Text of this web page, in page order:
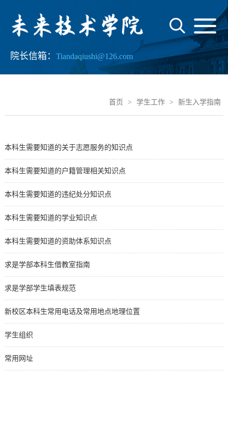
院长信箱： Tiandaqiushi@126.com
首页 > 学生工作 > 新生入学指南
本科生需要知道的关于志愿服务的知识点
本科生需要知道的户籍管理相关知识点
本科生需要知道的违纪处分知识点
本科生需要知道的学业知识点
本科生需要知道的资助体系知识点
求是学部本科生借教室指南
求是学部学生填表规范
新校区本科生常用电话及常用地点地理位置
学生组织
常用网址